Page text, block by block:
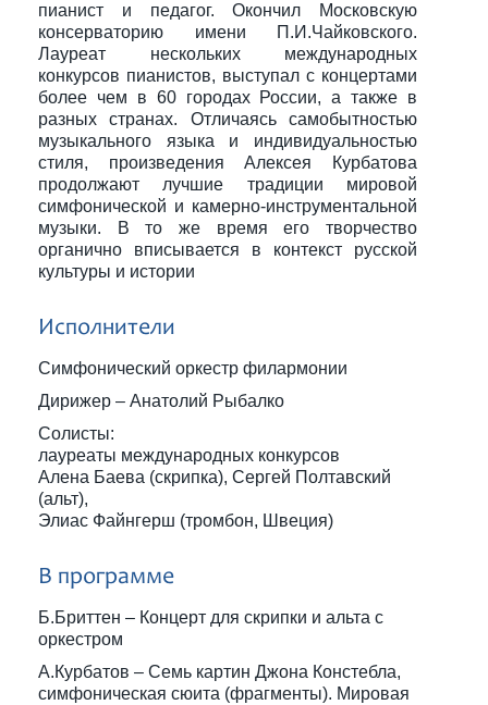
пианист и педагог. Окончил Московскую
консерваторию имени П.И.Чайковского.
Лауреат нескольких международных
конкурсов пианистов, выступал с концертами
более чем в 60 городах России, а также в
разных странах. Отличаясь самобытностью
музыкального языка и индивидуальностью
стиля, произведения Алексея Курбатова
продолжают лучшие традиции мировой
симфонической и камерно-инструментальной
музыки. В то же время его творчество
органично вписывается в контекст русской
культуры и истории
Исполнители
Симфонический оркестр филармонии
Дирижер – Анатолий Рыбалко
Солисты:
лауреаты международных конкурсов
Алена Баева (скрипка), Сергей Полтавский
(альт),
Элиас Файнгерш (тромбон, Швеция)
В программе
Б.Бриттен – Концерт для скрипки и альта с
оркестром
А.Курбатов – Семь картин Джона Констебла,
симфоническая сюита (фрагменты). Мировая